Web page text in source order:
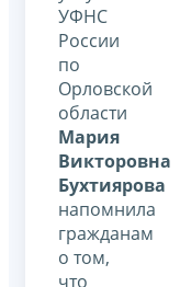
УФНС
России
по
Орловской
области
Мария
Викторовна
Бухтиярова
напомнила
гражданам
о том,
что